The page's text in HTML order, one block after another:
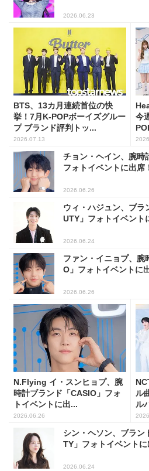
2026.06.23
BTS、13カ月連続首位の快
挙！7月K-POPボーイズグルー
プ ブランド評判トッ...
2026.07.13
今
チョン・ヘイン、腕時
フォトイベントに出席
2026.06.26
ウィ・ハジュン、ブ
UTY」フォトイベント
2026.06.24
ファン・イニョプ、腕
O」フォトイベントに
2026.06.26
N.Flying イ・スンヒョプ、腕
時計ブランド「CASIO」フォ
トイベントに出...
2026.06.26
ル
ル
シン・ヘソン、ブラ
TY」フォトイベント
2026.06.24